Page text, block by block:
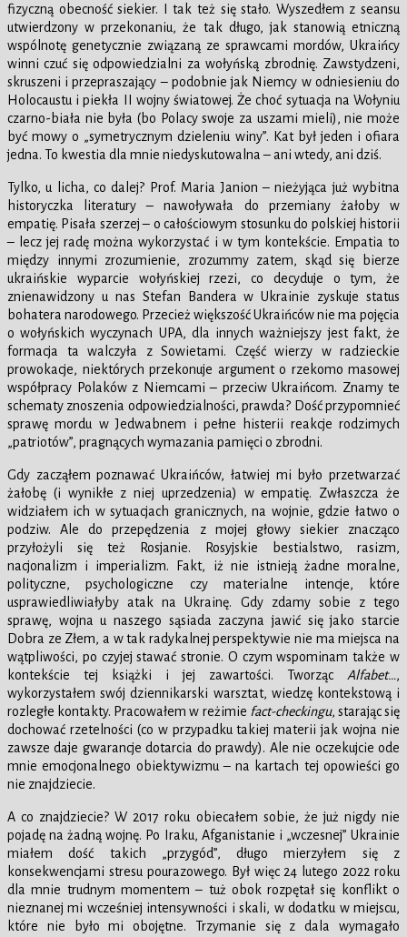
fizyczną obecność siekier. I tak też się stało. Wyszedłem z seansu
utwierdzony w przekonaniu, że tak długo, jak stanowią etniczną
wspólnotę genetycznie związaną ze sprawcami mordów, Ukraińcy
winni czuć się odpowiedzialni za wołyńską zbrodnię. Zawstydzeni,
skruszeni i przepraszający – podobnie jak Niemcy w odniesieniu do
Holocaustu i piekła II wojny światowej. Że choć sytuacja na Wołyniu
czarno-biała nie była (bo Polacy swoje za uszami mieli), nie może
być mowy o „symetrycznym dzieleniu winy”. Kat był jeden i ofiara
jedna. To kwestia dla mnie niedyskutowalna – ani wtedy, ani dziś.
Tylko, u licha, co dalej? Prof. Maria Janion – nieżyjąca już wybitna
historyczka literatury – nawoływała do przemiany żałoby w
empatię. Pisała szerzej – o całościowym stosunku do polskiej historii
– lecz jej radę można wykorzystać i w tym kontekście. Empatia to
między innymi zrozumienie, zrozummy zatem, skąd się bierze
ukraińskie wyparcie wołyńskiej rzezi, co decyduje o tym, że
znienawidzony u nas Stefan Bandera w Ukrainie zyskuje status
bohatera narodowego. Przecież większość Ukraińców nie ma pojęcia
o wołyńskich wyczynach UPA, dla innych ważniejszy jest fakt, że
formacja ta walczyła z Sowietami. Część wierzy w radzieckie
prowokacje, niektórych przekonuje argument o rzekomo masowej
współpracy Polaków z Niemcami – przeciw Ukraińcom. Znamy te
schematy znoszenia odpowiedzialności, prawda? Dość przypomnieć
sprawę mordu w Jedwabnem i pełne histerii reakcje rodzimych
„patriotów”, pragnących wymazania pamięci o zbrodni.
Gdy zacząłem poznawać Ukraińców, łatwiej mi było przetwarzać
żałobę (i wynikłe z niej uprzedzenia) w empatię. Zwłaszcza że
widziałem ich w sytuacjach granicznych, na wojnie, gdzie łatwo o
podziw. Ale do przepędzenia z mojej głowy siekier znacząco
przyłożyli się też Rosjanie. Rosyjskie bestialstwo, rasizm,
nacjonalizm i imperializm. Fakt, iż nie istnieją żadne moralne,
polityczne, psychologiczne czy materialne intencje, które
usprawiedliwiałyby atak na Ukrainę. Gdy zdamy sobie z tego
sprawę, wojna u naszego sąsiada zaczyna jawić się jako starcie
Dobra ze Złem, a w tak radykalnej perspektywie nie ma miejsca na
wątpliwości, po czyjej stawać stronie. O czym wspominam także w
kontekście tej książki i jej zawartości. Tworząc Alfabet…,
wykorzystałem swój dziennikarski warsztat, wiedzę kontekstową i
rozległe kontakty. Pracowałem w reżimie fact-checkingu, starając się
dochować rzetelności (co w przypadku takiej materii jak wojna nie
zawsze daje gwarancje dotarcia do prawdy). Ale nie oczekujcie ode
mnie emocjonalnego obiektywizmu – na kartach tej opowieści go
nie znajdziecie.
A co znajdziecie? W 2017 roku obiecałem sobie, że już nigdy nie
pojadę na żadną wojnę. Po Iraku, Afganistanie i „wczesnej” Ukrainie
miałem dość takich „przygód”, długo mierzyłem się z
konsekwencjami stresu pourazowego. Był więc 24 lutego 2022 roku
dla mnie trudnym momentem – tuż obok rozpętał się konflikt o
nieznanej mi wcześniej intensywności i skali, w dodatku w miejscu,
które nie było mi obojętne. Trzymanie się z dala wymagało